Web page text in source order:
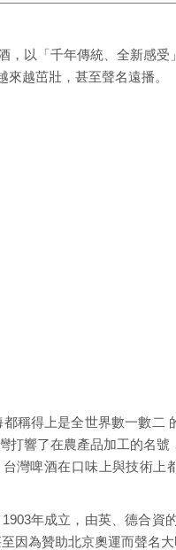
，以「千年傳統、全新感受
越茁壯，甚至聲名遠播。
稱得上是全世界數一數二
打響了在農產品加工的名號
灣啤酒在口味上與技術上
年成立，由英、德合資
因為贊助北京奧運而聲名大